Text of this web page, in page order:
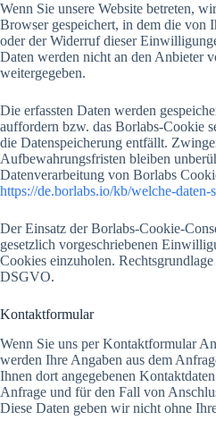
Wenn Sie unsere Website betreten,
Browser gespeichert, in dem die von
oder der Widerruf dieser
Daten werden nicht an den Anbieter
weitergegeben.
Die erfassten Daten werden
auffordern bzw. das Borlabs-Cookie
die Datenspeicherung entfällt.
Aufbewahrungsfristen bleiben
Datenverarbeitung von Borlabs
https://de.borlabs.io/kb/welche-daten-
Der Einsatz der Borlabs-Cookie-
gesetzlich vorgeschriebenen
Cookies einzuholen.
DSGVO.
Kontaktformular
Wenn Sie uns per Kontaktformular
werden Ihre Angaben aus dem
Ihnen dort angegebenen
Anfrage und für den Fall von
Diese Daten geben wir nicht ohne